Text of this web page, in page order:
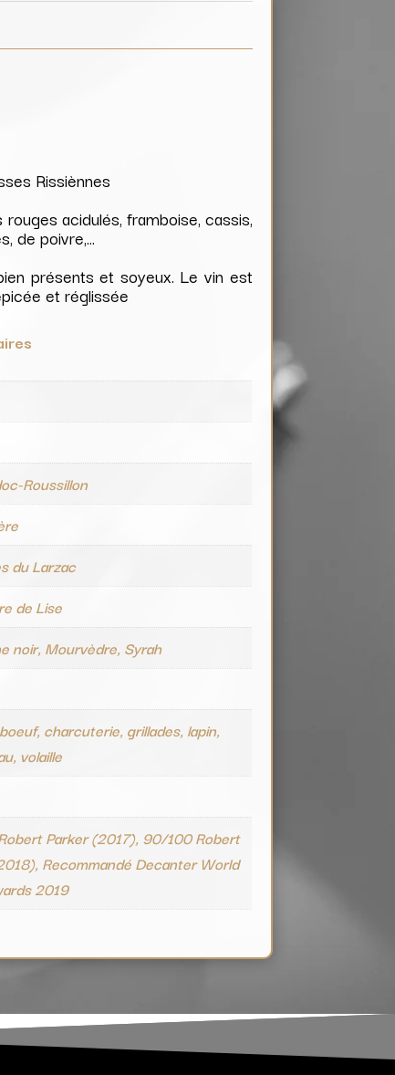
Rissiènnes
acidulés, framboise, cassis,
de poivre,…
présents et soyeux. Le vin est
et réglissée
Roussillon
du Larzac
de Lise
noir, Mourvèdre, Syrah
charcuterie, grillades, lapin,
volaille
Parker (2017), 90/100 Robert
Recommandé Decanter World
2019